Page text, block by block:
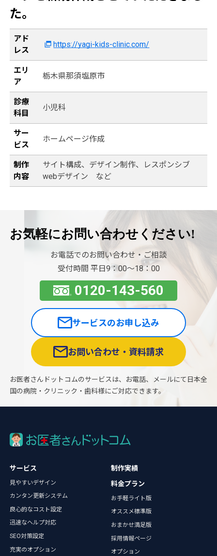
た。
アド
レス
https://yagi-kids-clinic.com/
エリ
ア
栃木県那須塩原市
診療
科目
小児科
サー
ビス
ホームページ作成
制作
内容
サイト構成、デザイン制作、レスポンシブ
webデザイン など
お気軽にお問い合わせください!
お電話でのお問い合わせ・ご相談
受付時間 平日9：00〜18：00
0120-143-560
サービスのお申し込み
お問い合わせ・資料請求
お医者さんドットコムのサービスは、お電話、メールにて日本全
国の病院・クリニック・歯科様にご対応できます。
サービス
見やすいデザイン
カンタン更新システム
良心的なコスト設定
迅速なヘルプ対応
SEO対策設定
充実のオプション
制作実績
料金プラン
お手軽ライト版
オススメ標準版
おまかせ満足版
採用情報ページ
オプション